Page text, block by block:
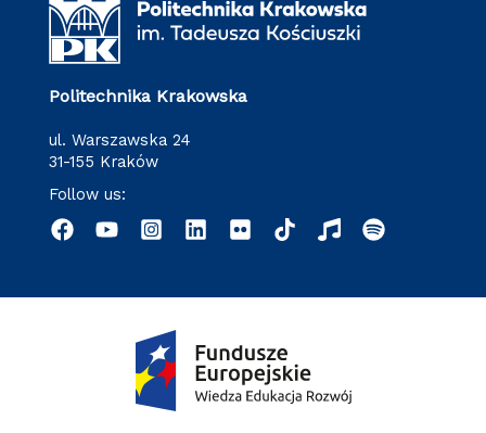
Politechnika Krakowska
ul. Warszawska 24
31-155 Kraków
Follow us: